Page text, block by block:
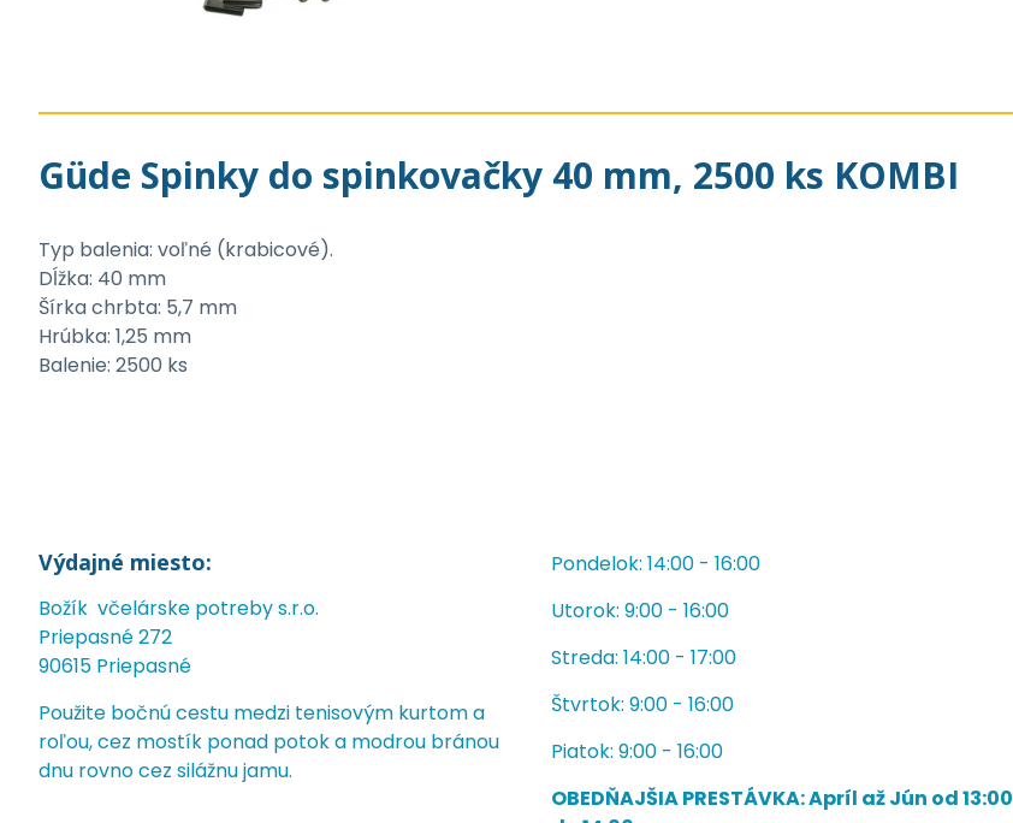
Güde Spinky do spinkovačky 40 mm, 2500 ks KOMBI
Typ balenia: voľné (krabicové).
Dĺžka: 40 mm
Šírka chrbta: 5,7 mm
Hrúbka: 1,25 mm
Balenie: 2500 ks
Výdajné miesto:
Božík včelárske potreby s.r.o.
Priepasné 272
90615 Priepasné
Použite bočnú cestu medzi tenisovým kurtom a
roľou, cez mostík ponad potok a modrou bránou
dnu rovno cez silážnu jamu.
Pondelok: 14:00 - 16:00
Utorok: 9:00 - 16:00
Streda: 14:00 - 17:00
Štvrtok: 9:00 - 16:00
Piatok: 9:00 - 16:00
OBEDŇAJŠIA PRESTÁVKA: Apríl až Jún od 13:00